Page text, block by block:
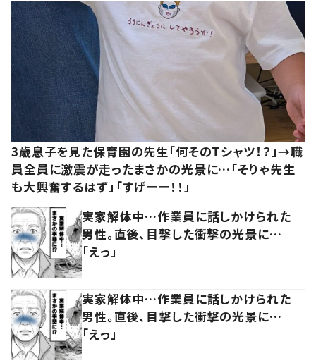
3歳息子を見た保育園の先生「何そのTシャツ！？」→職
員全員に激震が走ったまさかの光景に…「そりゃ先生
も大興奮するはず」「すげーー！！」
実家解体中…作業員に話しかけられた
男性。直後、目撃した衝撃の光景に…
「えっ」
実家解体中…作業員に話しかけられた
男性。直後、目撃した衝撃の光景に…
「えっ」